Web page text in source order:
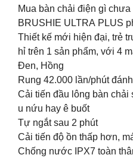
Mua bàn chải điện gì
BRUSHIE ULTRA PLUS
Thiết kế mới hiện đại, trẻ
hỉ trên 1 sản phẩm, với 4
Đen, Hồng
Rung 42.000 lần/phút
Cải tiến đầu lông bàn chải
u nứu hay ê buốt
Tự ngắt sau 2 phút
Cải tiến độ ồn thấp hơn,
Chống nước IPX7 toàn